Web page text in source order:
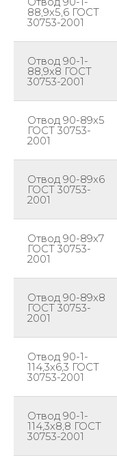
88,9х5,6 ГОСТ
30753-2001
Отвод 90-1-
88,9х8 ГОСТ
30753-2001
Отвод 90-89х5
ГОСТ 30753-
2001
Отвод 90-89х6
ГОСТ 30753-
2001
Отвод 90-89х7
ГОСТ 30753-
2001
Отвод 90-89х8
ГОСТ 30753-
2001
Отвод 90-1-
114,3х6,3 ГОСТ
30753-2001
Отвод 90-1-
114,3х8,8 ГОСТ
30753-2001